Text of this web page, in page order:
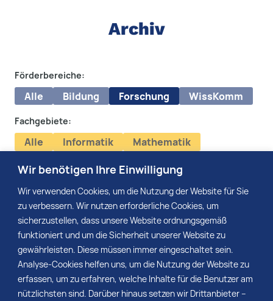
Wir benötigen Ihre Einwilligung
Wir verwenden Cookies, um die Nutzung der Website für Sie
zu verbessern. Wir nutzen erforderliche Cookies, um
sicherzustellen, dass unsere Website ordnungsgemäß
funktioniert und um die Sicherheit unserer Website zu
gewährleisten. Diese müssen immer eingeschaltet sein.
Analyse-Cookies helfen uns, um die Nutzung der Website zu
erfassen, um zu erfahren, welche Inhalte für die Benutzer am
nützlichsten sind. Darüber hinaus setzen wir Drittanbieter –
Archiv
Förderbereiche:
Alle Bildung Forschung WissKomm
Fachgebiete:
Alle Informatik
Mathematik
Media:
Keine Einträge vorhanden.